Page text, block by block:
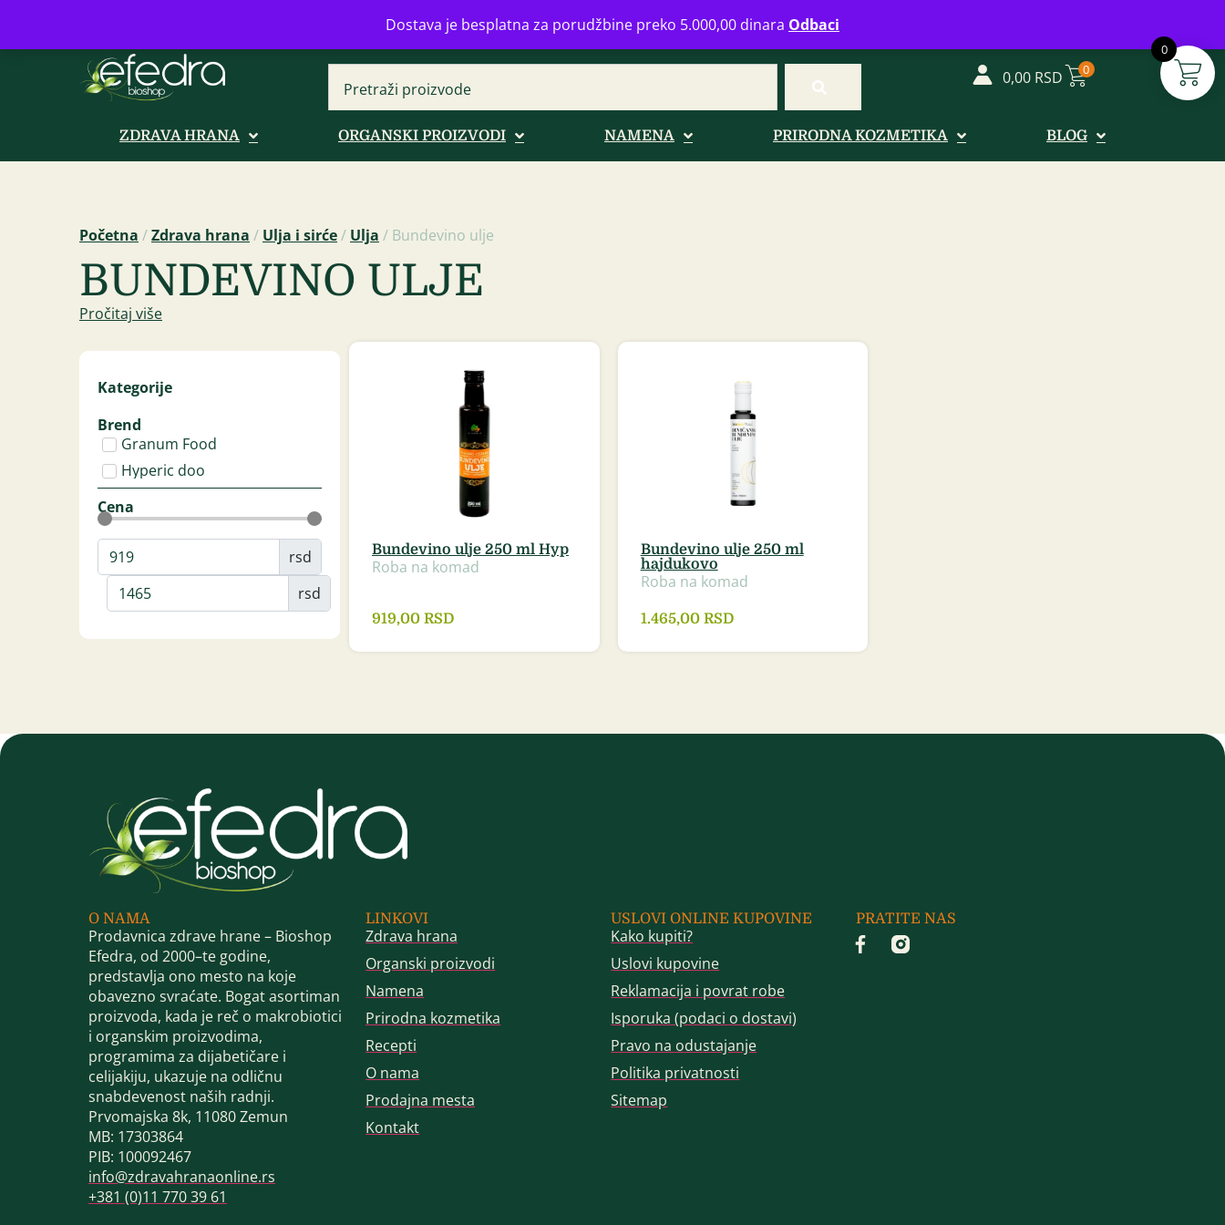
Dostava je besplatna za porudžbine preko 5.000,00 dinara Odbaci
0
Bulevar Mihajla Pupina 16b, Novi Beograd info@zdravahranaonline.rs+381 (0)11 770 39 61Radno vreme: Ponedeljak - Petak od 08-20h
0,00 RSD 0
ZDRAVA HRANA ORGANSKI PROIZVODI NAMENA PRIRODNA KOZMETIKA BLOG
Početna /Zdrava hrana / Ulja i sirće/ Ulja / Bundevino ulje
BUNDEVINO ULJE
Pročitaj više
Kategorije
Brend
Granum Food
Hyperic doo
Cena
rsd
rsd
Bundevino ulje 250 ml Hyp
Roba na komad
919,00 RSD
Bundevino ulje 250 ml
hajdukovo
Roba na komad
1.465,00 RSD
O NAMA
Prodavnica zdrave hrane – Bioshop
Efedra, od 2000–te godine,
predstavlja ono mesto na koje
obavezno svraćate. Bogat asortiman
proizvoda, kada je reč o makrobiotici
i organskim proizvodima,
programima za dijabetičare i
celijakiju, ukazuje na odličnu
snabdevenost naših radnji.
Prvomajska 8k, 11080 Zemun
MB: 17303864
PIB: 100092467
info@zdravahranaonline.rs
+381 (0)11 770 39 61
LINKOVI
Zdrava hrana
Organski proizvodi
Namena
Prirodna kozmetika
Recepti
O nama
Prodajna mesta
Kontakt
USLOVI ONLINE KUPOVINE
Kako kupiti?
Uslovi kupovine
Reklamacija i povrat robe
Isporuka (podaci o dostavi)
Pravo na odustajanje
Politika privatnosti
Sitemap
PRATITE NAS